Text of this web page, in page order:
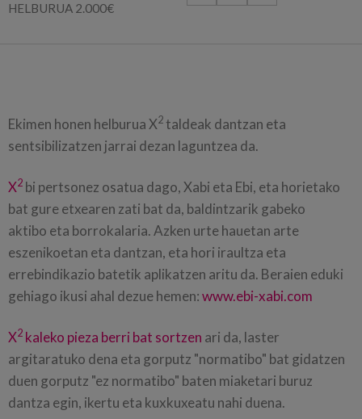
HELBURUA 2.000€
Ekimen honen helburua X2 taldeak dantzan eta
sentsibilizatzen jarrai dezan laguntzea da.
X2 bi pertsonez osatua dago, Xabi eta Ebi, eta horietako
bat gure etxearen zati bat da, baldintzarik gabeko
aktibo eta borrokalaria. Azken urte hauetan arte
eszenikoetan eta dantzan, eta hori iraultza eta
errebindikazio batetik aplikatzen aritu da. Beraien eduki
gehiago ikusi ahal dezue hemen:www.ebi-xabi.com
X2 kaleko pieza berri bat sortzen ari da, laster
argitaratuko dena eta gorputz "normatibo" bat gidatzen
duen gorputz "ez normatibo" baten miaketari buruz
dantza egin, ikertu eta kuxkuxeatu nahi duena.